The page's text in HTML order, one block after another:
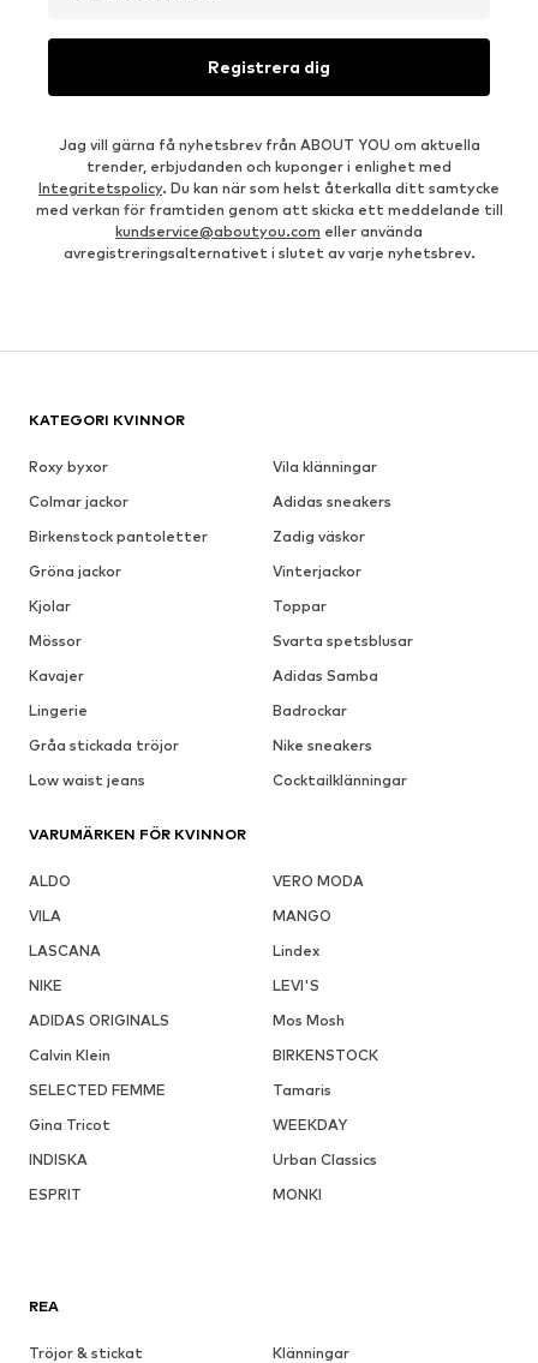
Registrera dig
Jag vill gärna få nyhetsbrev från ABOUT YOU om aktuella
trender, erbjudanden och kuponger i enlighet med
Integritetspolicy. Du kan när som helst återkalla ditt samtycke
med verkan för framtiden genom att skicka ett meddelande till
kundservice@aboutyou.com eller använda
avregistreringsalternativet i slutet av varje nyhetsbrev.
KATEGORI KVINNOR
Roxy byxor
Vila klänningar
Colmar jackor
Adidas sneakers
Birkenstock pantoletter
Zadig väskor
Gröna jackor
Vinterjackor
Kjolar
Toppar
Mössor
Svarta spetsblusar
Kavajer
Adidas Samba
Lingerie
Badrockar
Gråa stickada tröjor
Nike sneakers
Low waist jeans
Cocktailklänningar
VARUMÄRKEN FÖR KVINNOR
ALDO
VERO MODA
VILA
MANGO
LASCANA
Lindex
NIKE
LEVI'S
ADIDAS ORIGINALS
Mos Mosh
Calvin Klein
BIRKENSTOCK
SELECTED FEMME
Tamaris
Gina Tricot
WEEKDAY
INDISKA
Urban Classics
ESPRIT
MONKI
REA
Tröjor & stickat
Klänningar